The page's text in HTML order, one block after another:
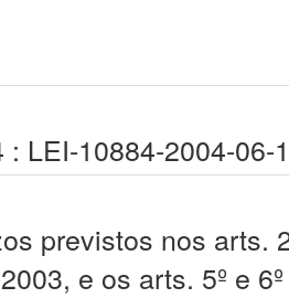
: LEI-10884-2004-06-
previstos nos arts.
e os arts. 5º e